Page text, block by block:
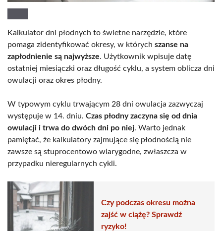
Kalkulator dni płodnych to świetne narzędzie, które
pomaga zidentyfikować okresy, w których szanse na
zapłodnienie są najwyższe. Użytkownik wpisuje datę
ostatniej miesiączki oraz długość cyklu, a system oblicza dni
owulacji oraz okres płodny.
W typowym cyklu trwającym 28 dni owulacja zazwyczaj
występuje w 14. dniu. Czas płodny zaczyna się od dnia
owulacji i trwa do dwóch dni po niej. Warto jednak
pamiętać, że kalkulatory zajmujące się płodnością nie
zawsze są stuprocentowo wiarygodne, zwłaszcza w
przypadku nieregularnych cykli.
Czy podczas okresu można
zajść w ciążę? Sprawdź
ryzyko!